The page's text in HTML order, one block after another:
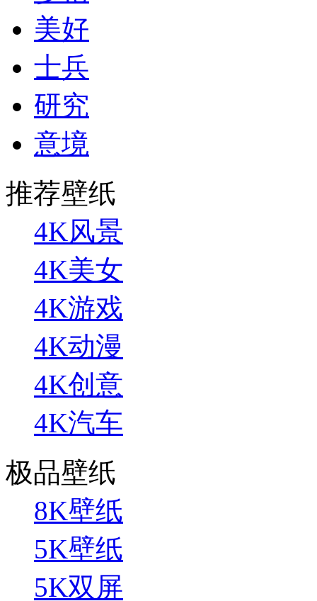
美好
士兵
研究
意境
推荐壁纸
4K风景
4K美女
4K游戏
4K动漫
4K创意
4K汽车
极品壁纸
8K壁纸
5K壁纸
5K双屏